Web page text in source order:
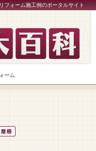
フォーム施工例のポータルサイト
ーム